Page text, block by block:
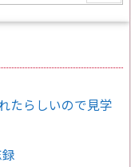
たらしいので見学